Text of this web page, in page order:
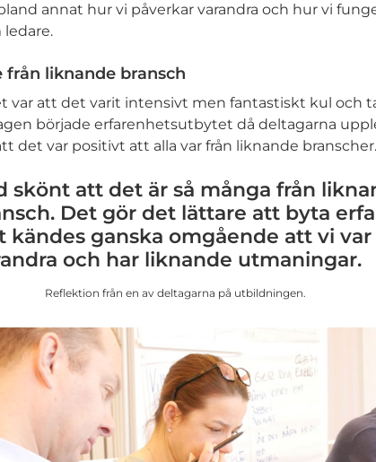
annat hur vi påverkar varandra och hur vi
liknande bransch
var att det varit intensivt men fantastiskt kul och
började erfarenhetsutbytet då deltagarna
det var positivt att alla var från liknande branscher.
skönt att det är så många från
Det gör det lättare att byta
kändes ganska omgående att vi
och har liknande utmaningar.
Reflektion från en av deltagarna på utbildningen.